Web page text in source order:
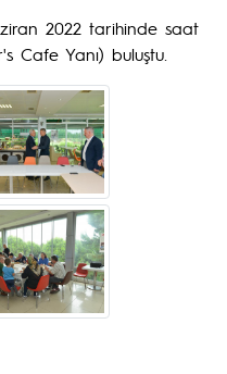
2022 tarihinde saat
Cafe Yanı) buluştu.